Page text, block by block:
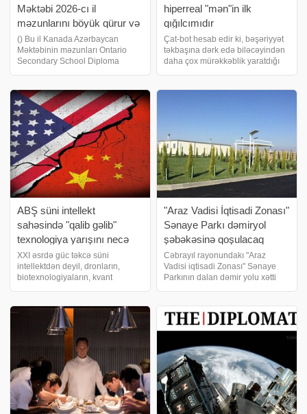
Məktəbi 2026-cı il
məzunlarını böyük qürur və
sevinc hissi ilə təntənəli
mərasimdə yola salıb
() Bu il Kanada Azərbaycan
Məktəbinin məzunları Ontario
Secondary School Diploma
uğurla başa vuraraq beynəlxalq
səviyyədə mühüm nailiyyətlər
əldə ediblər. Onlar Böyü
hiperreal "mən"in ilk
qığılcımıdır
Çat-bot hesab edir ki, bəşəriyyət
təkbaşına dərk edə biləcəyindən
daha çox mürəkkəblik yaratdığı
ABŞ süni intellekt
sahəsində "qalib gəlib"
texnologiya yarışını necə
uduza bilər?
XXI əsrdə güc təkcə süni
intellektdən deyil, dronların,
biotexnologiyaların, kvant
inkişafından da asılıdır. Üstəlik,
nəyisə ixtira etmək bacarığı qədər
onu böyük miqyasd
"Araz Vadisi İqtisadi Zonası"
Sənaye Parkı dəmiryol
şəbəkəsinə qoşulacaq
Cəbrayıl rayonundakı "Araz
Vadisi iqtisadi Zonası" Sənaye
Parkının dalan dəmir yolu xətti
Nazirliyinin məlumatına əsasən,
bununla da, Sənaye Parkı yen